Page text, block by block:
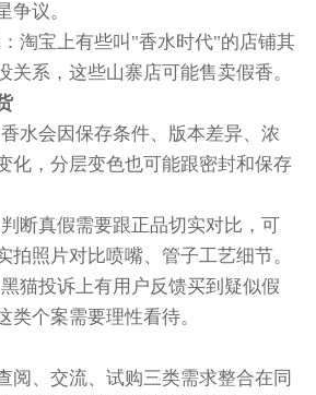
争议。
淘宝上有些叫"香水时代"的店铺其
关系，这些山寨店可能售卖假香。‌‌‌
水会因保存条件、版本差异、浓
化，分层变色也可能跟密封和保存
断真假需要跟正品切实对比，可
拍照片对比喷嘴、管子工艺细节。
猫投诉上有用户反馈买到疑似假
类个案需要理性看待。‌‌‌
阅、交流、试购三类需求整合在同